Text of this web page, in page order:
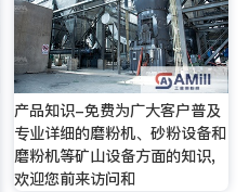
产品知识-免费为广大客户普及
专业详细的磨粉机、砂粉设备和
磨粉机等矿山设备方面的知识,
欢迎您前来访问和